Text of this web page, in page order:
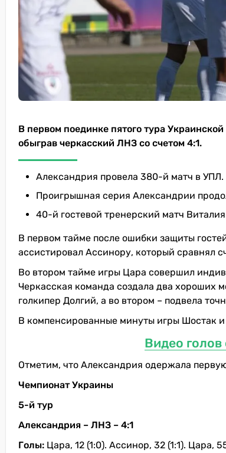
В первом поединке пятого тура
обыграв черкасский ЛНЗ со счетом 4:1.
Александрия провела 380-й матч в УПЛ.
Проигрышная серия Александрии
40-й гостевой тренерский матч
В первом тайме после ошибки защиты
ассистировал Ассинору, который сравнял
Во втором тайме игры Цара совершил
Черкасская команда создала два хороших
голкипер Долгий, а во втором – подвела
В компенсированные минуты игры Шостак и
Видео
Отметим, что Александрия одержала
Чемпионат Украины
5-й тур
Александрия – ЛНЗ – 4:1
Голы: Цара, 12 (1:0). Ассинор, 32 (1:1). Цара,